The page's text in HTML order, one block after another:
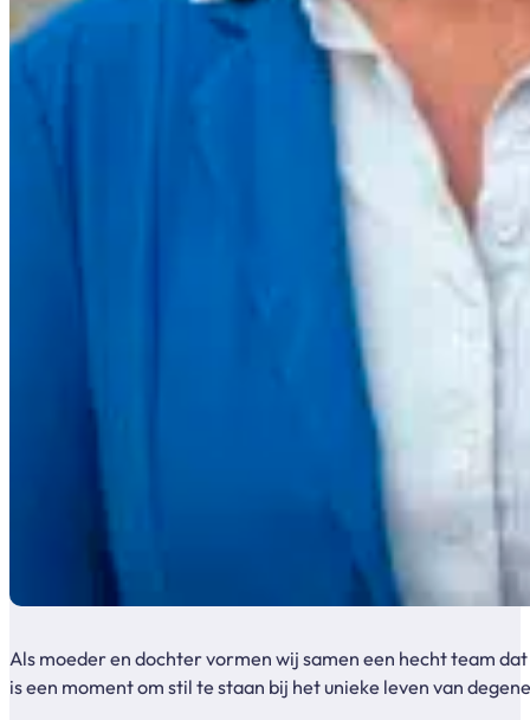
Als moeder en dochter vormen wij samen een hecht team
is een moment om stil te staan bij het unieke leven van